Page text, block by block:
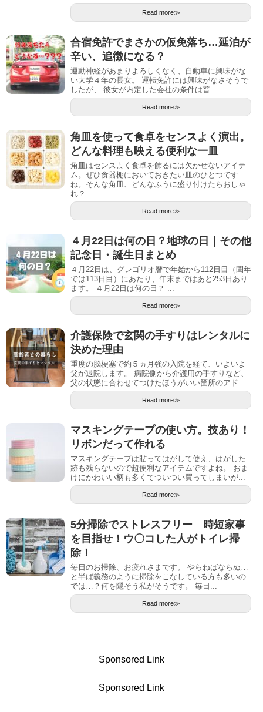
Read more≫
合宿免許でまさかの仮免落ち…延泊が
辛い、追徴になる？
運動神経があまりよろしくなく、自動車に興味がな
い大学４年の長女。 運転免許には興味がなさそうで
したが、 彼女が内定した会社の条件は普...
Read more≫
角皿を使って食卓をセンスよく演出。
どんな料理も映える便利な一皿
角皿はセンスよく食卓を飾るには欠かせないアイテ
ム。ぜひ食器棚においておきたい皿のひとつです
ね。そんな角皿、どんなふうに盛り付けたらおしゃ
れ？
Read more≫
４月22日は何の日？地球の日｜その他
記念日・誕生日まとめ
４月22日は、グレゴリオ暦で年始から112日目（閏年
では113日目）にあたり、年末まではあと253日あり
ます。 ４月22日は何の日？ ...
Read more≫
介護保険で玄関の手すりはレンタルに
決めた理由
重度の脳梗塞で約５ヵ月強の入院を経て、いよいよ
父が退院します。 病院側から介護用の手すりなど、
父の状態に合わせてつけたほうがいい箇所のアド...
Read more≫
マスキングテープの使い方。技あり！
リボンだって作れる
マスキングテープは貼ってはがして使え、はがした
跡も残らないので超便利なアイテムですよね。 おま
けにかわいい柄も多くてついつい買ってしまいが...
Read more≫
5分掃除でストレスフリー 時短家事
を目指せ！ウ〇コした人がトイレ掃
除！
毎日のお掃除、お疲れさまです。 やらねばならぬ…
と半ば義務のように掃除をこなしている方も多いの
では…？何を隠そう私がそうです。 毎日...
Read more≫
Sponsored Link
Sponsored Link